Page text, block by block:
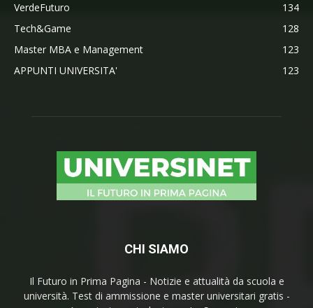
VerdeFuturo
134
Tech&Game
128
Master MBA e Management
123
APPUNTI UNIVERSITA'
123
CHI SIAMO
Il Futuro in Prima Pagina - Notizie e attualità da scuola e
università. Test di ammissione e master universitari gratis -